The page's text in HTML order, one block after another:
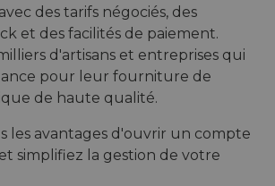
des tarifs négociés, des
et des facilités de paiement.
d'artisans et entreprises qui
pour leur fourniture de
de haute qualité.
les avantages d'ouvrir un compte
simplifiez la gestion de votre